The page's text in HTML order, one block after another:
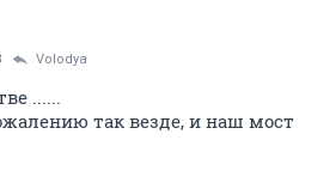
Volodya
......
так везде, и наш мост